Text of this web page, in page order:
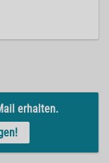
erhalten.